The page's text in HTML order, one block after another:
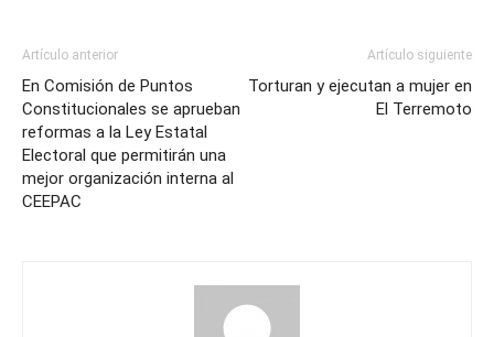
Artículo anterior
En Comisión de Puntos
Constitucionales se aprueban
reformas a la Ley Estatal
Electoral que permitirán una
mejor organización interna al
CEEPAC
Artículo siguiente
Torturan y ejecutan a mujer en
El Terremoto